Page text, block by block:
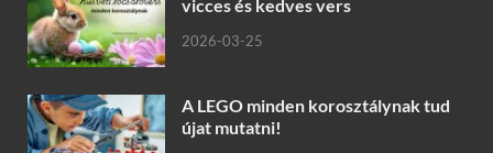
vicces és kedves vers
2026-03-25
A LEGO minden korosztálynak tud
újat mutatni!